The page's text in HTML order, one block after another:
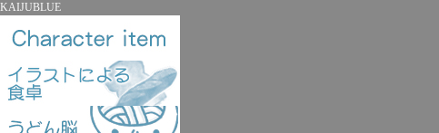
KAIJUBLUE